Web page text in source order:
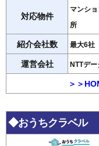
対応物件
マンシ
所
紹介会社数 最大6社
運営会社 NTTデ
＞＞
◆おうちクラベル